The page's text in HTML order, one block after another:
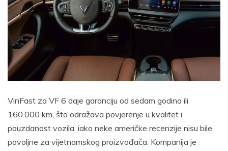
VinFast za VF 6 daje garanciju od sedam godina ili
160.000 km, što odražava povjerenje u kvalitet i
pouzdanost vozila, iako neke američke recenzije nisu bile
povoljne za vijetnamskog proizvođača. Kompanija je